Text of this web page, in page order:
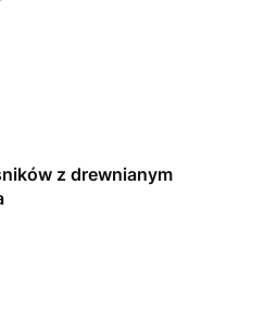
z drewnianym